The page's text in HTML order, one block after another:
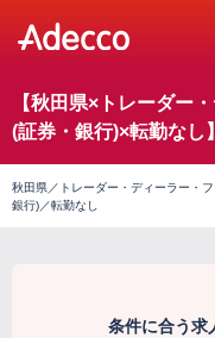
【秋田県×トレーダー
(証券・銀行)×転勤なし
秋田県／トレーダー・ディーラー・
銀行)／転勤なし
条件に合う求